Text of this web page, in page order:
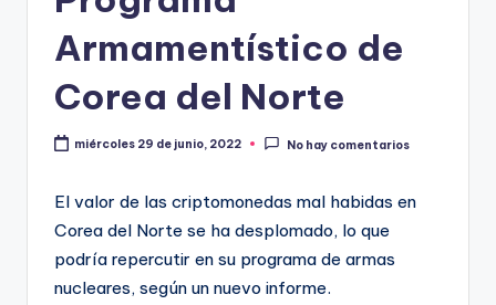
Armamentístico de
Corea del Norte
miércoles 29 de junio, 2022 No hay comentarios
El valor de las criptomonedas mal habidas en
Corea del Norte se ha desplomado, lo que
podría repercutir en su programa de armas
nucleares, según un nuevo informe.